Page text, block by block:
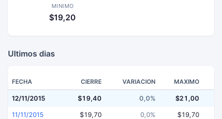
MINIMO
$19,20
Ultimos dias
FECHA CIERRE VARIACION MAXIMO
12/11/2015 $19,40 0,0% $21,00
11/11/2015 $19,70 0,0% $19,70